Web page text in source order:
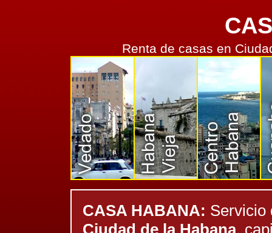
Renta de casas en
Marianao
CASA HABANA: Servicio
Ciudad de la Habana,